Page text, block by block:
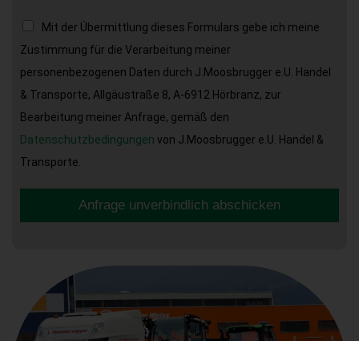
Mit der Übermittlung dieses Formulars gebe ich meine
Zustimmung für die Verarbeitung meiner
personenbezogenen Daten durch J.Moosbrugger e.U. Handel
& Transporte, Allgäustraße 8, A-6912 Hörbranz, zur
Bearbeitung meiner Anfrage, gemäß den
Datenschutzbedingungen von J.Moosbrugger e.U. Handel &
Transporte.
Anfrage unverbindlich abschicken